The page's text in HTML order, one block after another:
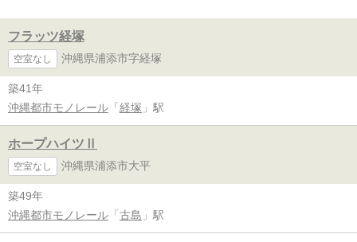
フラッツ経塚
空室なし 沖縄県浦添市字経塚
築41年
沖縄都市モノレール 「 経塚 」駅
ホープハイツⅡ
空室なし 沖縄県浦添市大平
築49年
沖縄都市モノレール 「 古島 」駅